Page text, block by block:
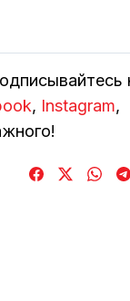
, Instagram,